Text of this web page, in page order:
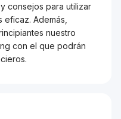
consejos para utilizar
Además,
nuestro
con el que podrán